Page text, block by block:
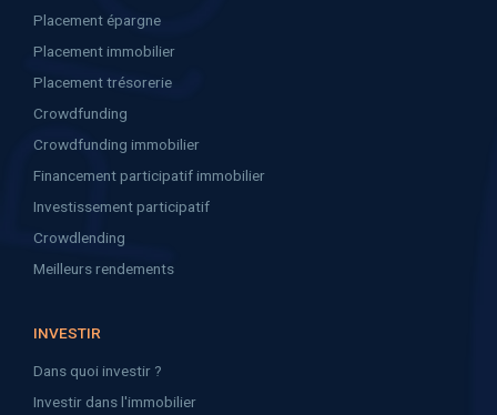
Placement épargne
Placement immobilier
Placement trésorerie
Crowdfunding
Crowdfunding immobilier
Financement participatif immobilier
Investissement participatif
Crowdlending
Meilleurs rendements
INVESTIR
Dans quoi investir ?
Investir dans l'immobilier